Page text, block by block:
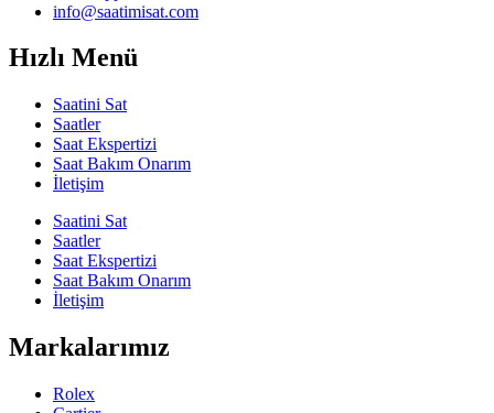
info@saatimisat.com
Hızlı Menü
Saatini Sat
Saatler
Saat Ekspertizi
Saat Bakım Onarım
İletişim
Saatini Sat
Saatler
Saat Ekspertizi
Saat Bakım Onarım
İletişim
Markalarımız
Rolex